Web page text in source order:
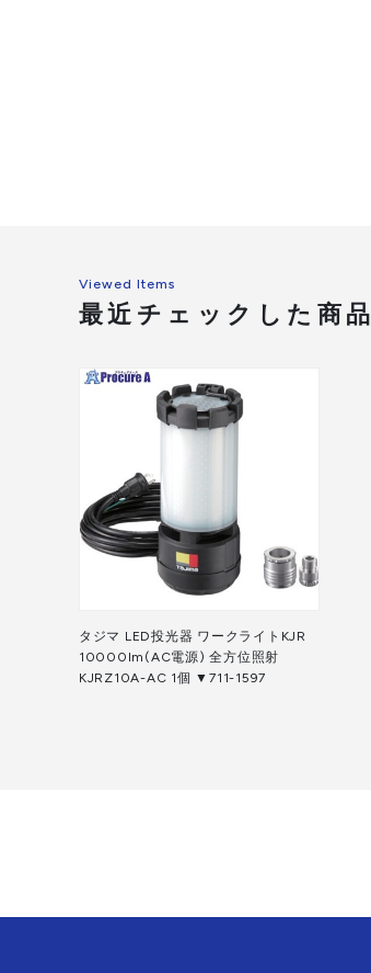
Viewed Items
最近チェックした商品
タジマ LED投光器 ワークライトKJR
10000lm(AC電源) 全方位照射
KJRZ10A-AC 1個 ▼711-1597